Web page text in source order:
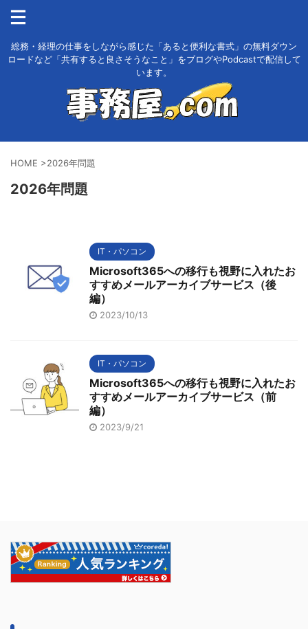
総務・経理の仕事をしながら感じた「あると便利な書式」の無料ダウン
ロードなど「共有すると良さそうなこと」をブログやPodcastで配信して
います。
HOME >2026年問題
2026年問題
IT・パソコン
Microsoft365への移行も視野に入れたお
すすめメールアーカイブサービス（後
編）
2023/10/13
IT・パソコン
Microsoft365への移行も視野に入れたお
すすめメールアーカイブサービス（前
編）
2023/9/21